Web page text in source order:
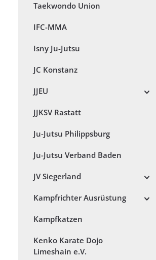
Taekwondo Union
IFC-MMA
Isny Ju-Jutsu
JC Konstanz
JJEU
JJKSV Rastatt
Ju-Jutsu Philippsburg
Ju-Jutsu Verband Baden
JV Siegerland
Kampfrichter Ausrüstung
Kampfkatzen
Kenko Karate Dojo
Limeshain e.V.